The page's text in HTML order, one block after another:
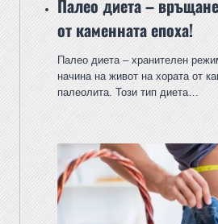
Палео диета –
от каменната епоха!
Палео диета – хранителен
начина на живот на хората от
палеолита. Този тип диета…